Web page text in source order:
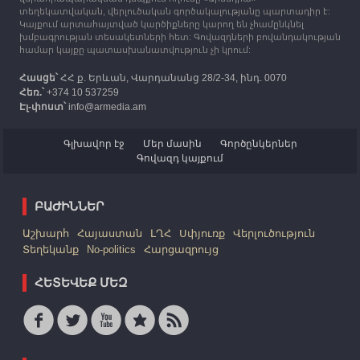
տեղեկատվական, վերլուծական գործակալությանը պարտադիր է:
Կայքում արտահայտված կարծիքները կարող են չհամընկնել
խմբագրության տեսակետների հետ: Գովազդների բովանդակության
համար կայքը պատասխանատվություն չի կրում:
Հասցե՝ՀՀ ք. Երևան, Վարդանանց 28/2-34, ինդ. 0070
Հեռ.՝+374 10 537259
Էլ-փոստ՝info@armedia.am
Գլխավոր էջ Մեր մասին
Գործընկերներ
Գովազդ կայքում
ԲԱԺԻՆՆԵՐ
Աշխարհ Հայաստան ԼՂՀ Սփյուռք
Վերլուծություն
Տեղեկանք
No-politics Հարցազրույց
ՀԵՏԵՎԵՔ ՄԵԶ